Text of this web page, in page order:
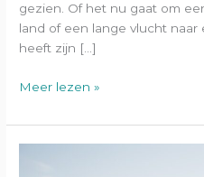
gezien. Of het nu gaat om
land of een lange vlucht
heeft zijn […]
Meer lezen »